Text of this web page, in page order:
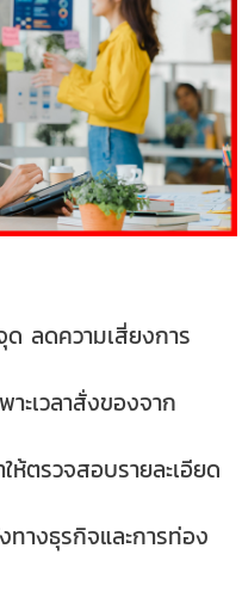
ลดความเสี่ยงการ
ะเวลาสั่งของจาก
ตรวจสอบรายละเอียด
ทางธุรกิจและการท่อง